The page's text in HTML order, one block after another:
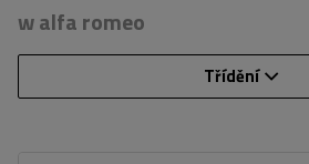
w alfa romeo
Třídění